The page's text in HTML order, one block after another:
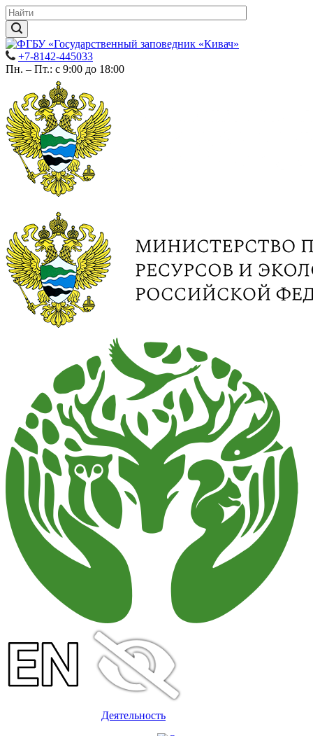
+7-8142-445033
Пн. – Пт.: с 9:00 до 18:00
Деятельность